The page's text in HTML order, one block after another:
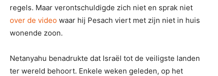
regels. Maar verontschuldigde zich niet en sprak niet
over de video waar hij Pesach viert met zijn niet in huis
wonende zoon.
Netanyahu benadrukte dat Israël tot de veiligste landen
ter wereld behoort. Enkele weken geleden, op het